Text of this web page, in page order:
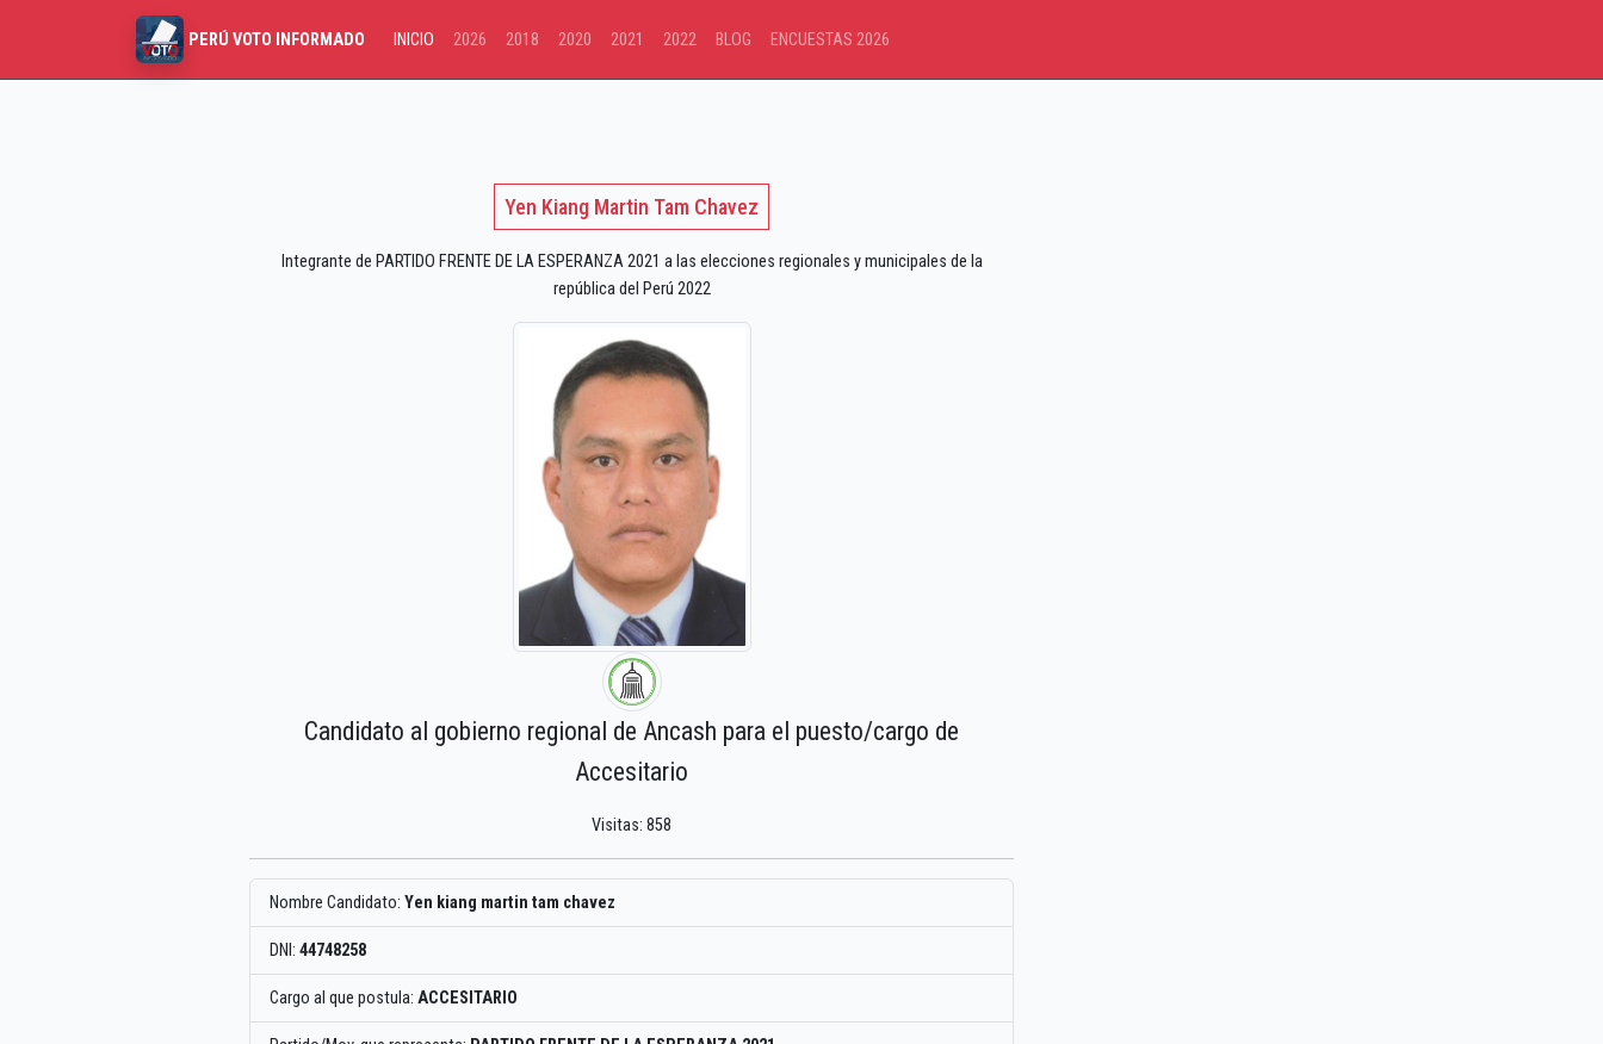
PERÚ VOTO INFORMADO INICIO 2026 2018 2020 2021 2022 BLOG ENCUESTAS 2026
Yen Kiang Martin Tam Chavez
Integrante de PARTIDO FRENTE DE LA ESPERANZA 2021 a las elecciones regionales y municipales de la
república del Perú 2022
Candidato al gobierno regional de Ancash para el puesto/cargo de
Accesitario
Visitas: 858
Nombre Candidato: Yen kiang martin tam chavez
DNI: 44748258
Cargo al que postula: ACCESITARIO